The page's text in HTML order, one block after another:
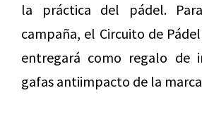
la práctica del pádel.
campaña, el Circuito de
entregará como regalo de
gafas antiimpacto de la